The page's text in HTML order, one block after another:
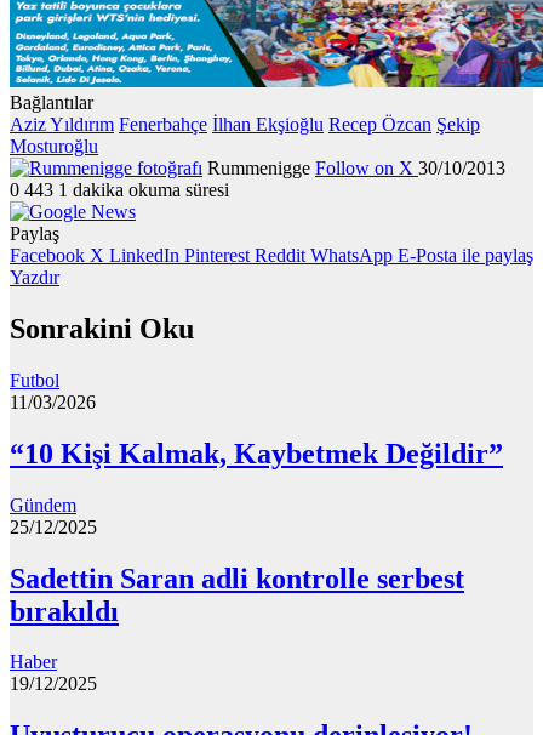
Bağlantılar
Aziz Yıldırım Fenerbahçe İlhan Ekşioğlu Recep Özcan Şekip
Mosturoğlu
Rummenigge Follow on X 30/10/2013
0 443 1 dakika okuma süresi
Paylaş
Facebook X LinkedIn Pinterest Reddit WhatsApp E-Posta ile paylaş
Yazdır
Sonrakini Oku
Futbol
11/03/2026
“10 Kişi Kalmak, Kaybetmek Değildir”
Gündem
25/12/2025
Sadettin Saran adli kontrolle serbest
bırakıldı
Haber
19/12/2025